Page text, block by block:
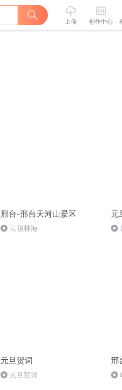
上传 创作中心
邢台-邢台天河山景区
云顶林海
元
元旦贺词
元旦贺词
邢